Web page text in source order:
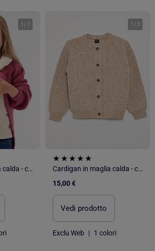
1 / 7
Cardigan in maglia calda - collezione facile da indossare
1 / 3
Cardigan in maglia calda - collezione facile da indossare
15,00 €
Vedi prodotto
Exclu Web | 1 colori